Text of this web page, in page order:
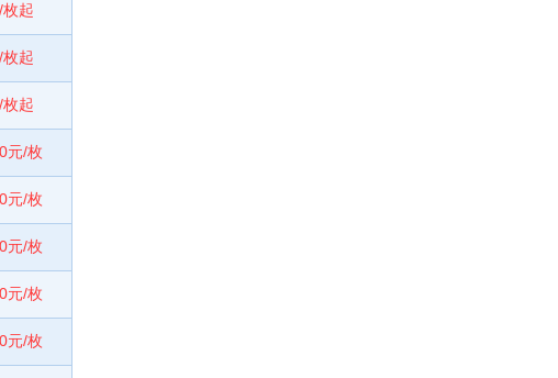
起
起
起
元/枚
元/枚
元/枚
元/枚
元/枚